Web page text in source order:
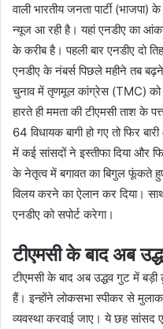
वाली भारतीय जनता पार्टी
न्यूज आ रही है। यहां एनडीए का
के करीब है। पहली बार एनडीए दो
एनडीए के नंबर्स पिछले महीने तब
चुनाव में तृणमूल कांग्रेस (TMC) को
हारते ही ममता की टीएमसी ताश के
64 विधायक बागी हो गए तो फिर
में कई सांसदों ने इस्तीफा दिया और
के नेतृत्व में बगावत का बिगुल फूंकते
विलय करने का ऐलान कर दिया।
एनडीए को सपोर्ट करेगा।
टीएमसी के बाद अब
टीएमसी के बाद अब उद्धव गुट में बड़ी
हैं। इन्होंने लोकसभा स्पीकर से
व्यवस्था करवाई जाए। ये छह सांसद